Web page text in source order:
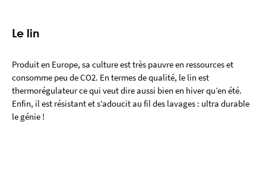
Le lin
Produit en Europe, sa culture est très pauvre en ressources et
consomme peu de CO2. En termes de qualité, le lin est
thermorégulateur ce qui veut dire aussi bien en hiver qu’en été.
Enfin, il est résistant et s’adoucit au fil des lavages : ultra durable
le génie !